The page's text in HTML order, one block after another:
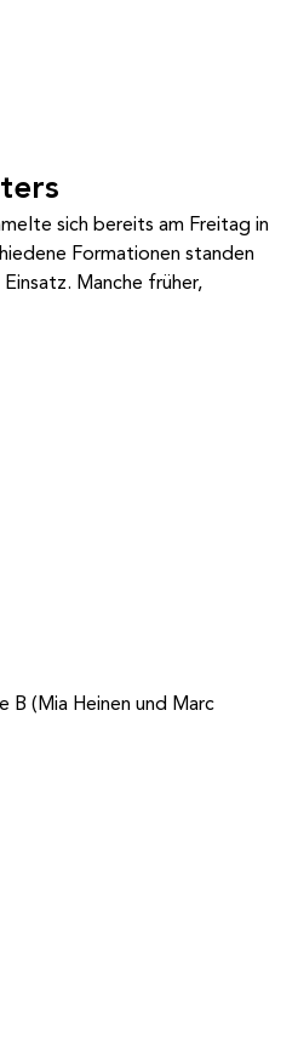
sich bereits am Freitag in
Formationen standen
Manche früher,
B (Mia Heinen und Marc